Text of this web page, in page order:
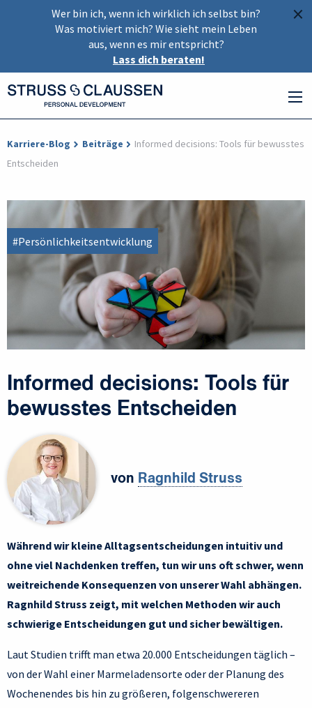
×
Wer bin ich, wenn ich wirklich ich selbst bin?
Was motiviert mich? Wie sieht mein Leben
aus, wenn es mir entspricht?
Lass dich beraten!
Karriere-Blog Beiträge
Informed decisions: Tools für bewusstes
Entscheiden
#Persönlichkeitsentwicklung
Informed decisions: Tools für
bewusstes Entscheiden
von Ragnhild Struss
Während wir kleine Alltagsentscheidungen intuitiv und
ohne viel Nachdenken treffen, tun wir uns oft schwer, wenn
weitreichende Konsequenzen von unserer Wahl abhängen.
Ragnhild Struss zeigt, mit welchen Methoden wir auch
schwierige Entscheidungen gut und sicher bewältigen.
Laut Studien trifft man etwa 20.000 Entscheidungen täglich –
von der Wahl einer Marmeladensorte oder der Planung des
Wochenendes bis hin zu größeren, folgenschwereren